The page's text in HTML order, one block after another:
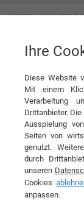
Comparus
cPaper
DIESEN
cPaper:
innovativ
cPaper
Ihre
Diese Website
Mit einem
Verarbeitung
Drittanbieter.
Ausspielung
Seiten von
genutzt.
durch
unseren
Cookies
anpassen.